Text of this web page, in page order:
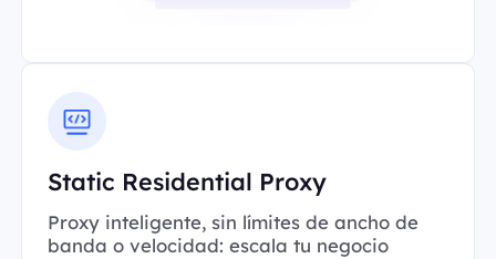
Static Residential Proxy
Proxy inteligente, sin límites de ancho de
banda o velocidad: escala tu negocio